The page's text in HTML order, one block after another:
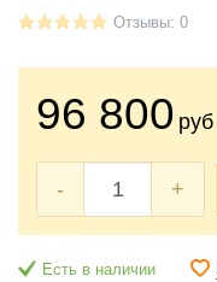
Отзывы: 0
96 800 руб
- +
Есть в наличии